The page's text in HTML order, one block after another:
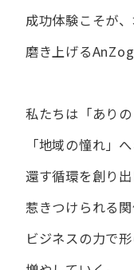
成功体験こそが
磨き上げる​
私たちは​「あり
「地域の​憧れ」へ
還す循環を​創り出
惹きつけられる​
ビジネスの​力で​形